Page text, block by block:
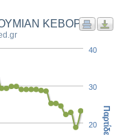
ΚΕΒΟΡΚ
20
30
40
Παρτίδες